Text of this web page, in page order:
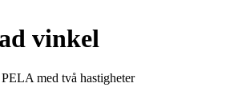
vinkel
med två hastigheter